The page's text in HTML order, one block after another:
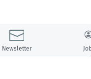
Newsletter